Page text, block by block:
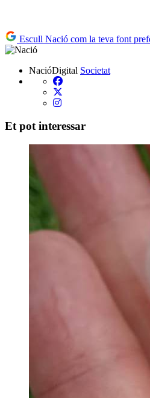
Escull Nació com la teva font
NacióDigital Societat
Et pot interessar